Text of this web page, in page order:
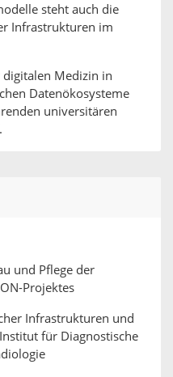
steht auch die
Infrastrukturen im
digitalen Medizin in
Datenökosysteme
universitären
und Pflege der
Projektes
Infrastrukturen und
für Diagnostische